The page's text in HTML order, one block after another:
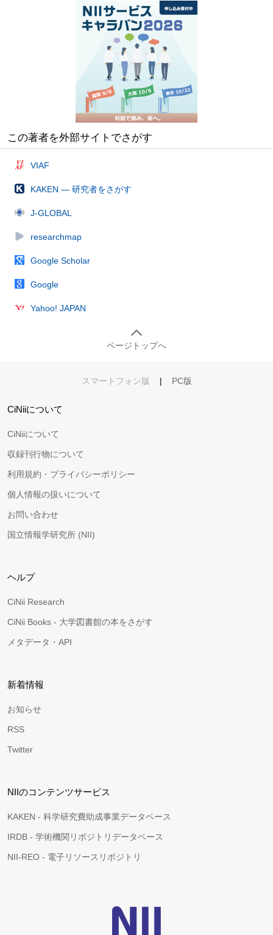
この著者を外部サイトでさがす
VIAF
KAKEN — 研究者をさがす
J-GLOBAL
researchmap
Google Scholar
Google
Yahoo! JAPAN
ページトップへ
スマートフォン版 | PC版
CiNiiについて
CiNiiについて
収録刊行物について
利用規約・プライバシーポリシー
個人情報の扱いについて
お問い合わせ
国立情報学研究所 (NII)
ヘルプ
CiNii Research
CiNii Books - 大学図書館の本をさがす
メタデータ・API
新着情報
お知らせ
RSS
Twitter
NIIのコンテンツサービス
KAKEN - 科学研究費助成事業データベース
IRDB - 学術機関リポジトリデータベース
NII-REO - 電子リソースリポジトリ